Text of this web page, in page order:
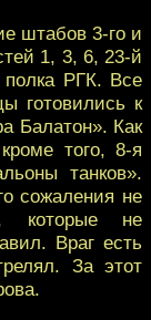
штабов 3-го и
1, 3, 6, 23-й
полка РГК. Все
готовились к
Балатон». Как
того, 8-я
танков».
сожаления не
которые не
Враг есть
За этот